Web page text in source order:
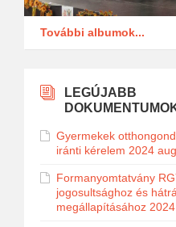
További albumok...
LEGÚJABB
Gyermekek
iránti kérelem 2024
Formanyomtatvány
jogosultsághoz és
megállapításához